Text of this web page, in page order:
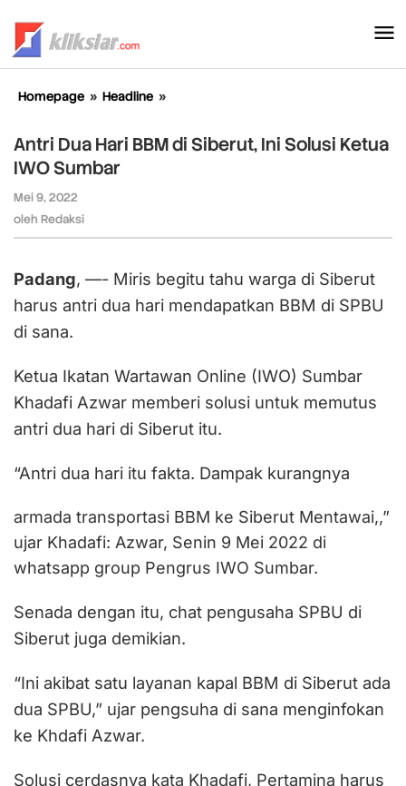
konten
Homepage » Headline »
Hari
BBM
Sumbar
Antri Dua Hari BBM di Siberut, Ini Solusi Ketua
IWO Sumbar
Mei 9, 2022
oleh Redaksi
Padang, —- Miris begitu tahu warga di Siberut
harus antri dua hari mendapatkan BBM di SPBU
di sana.
Ketua Ikatan Wartawan Online (IWO) Sumbar
Khadafi Azwar memberi solusi untuk memutus
antri dua hari di Siberut itu.
“Antri dua hari itu fakta. Dampak kurangnya
armada transportasi BBM ke Siberut Mentawai,,”
ujar Khadafi: Azwar, Senin 9 Mei 2022 di
whatsapp group Pengrus IWO Sumbar.
Senada dengan itu, chat pengusaha SPBU di
Siberut juga demikian.
“Ini akibat satu layanan kapal BBM di Siberut ada
dua SPBU,” ujar pengsuha di sana menginfokan
ke Khdafi Azwar.
Solusi cerdasnya kata Khadafi, Pertamina harus